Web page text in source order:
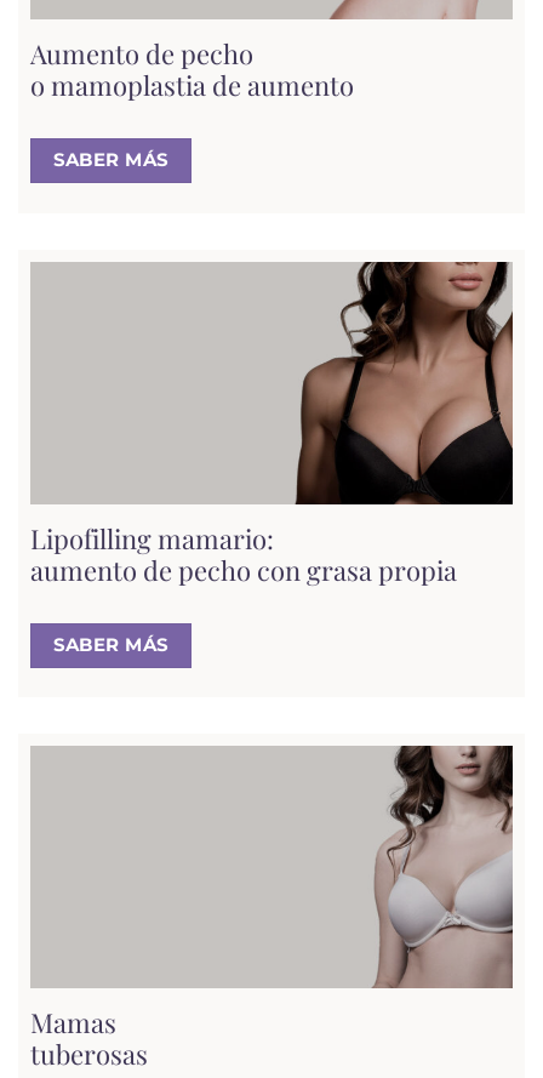
Aumento de pecho
o mamoplastia de aumento
SABER MÁS
Lipofilling mamario:
aumento de pecho con grasa propia
SABER MÁS
Mamas
tuberosas